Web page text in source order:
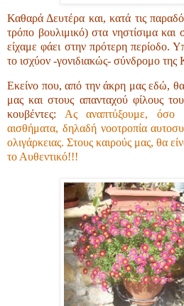
Καθαρά Δευτέρα και, κατά τις
τρόπο βουλιμικό) στα νηστίσιμα
είχαμε φάει στην πρότερη περίοδο.
το ισχύον -γονιδιακώς- σύνδρομο της
Εκείνο που, από την άκρη μας εδώ,
μας και στους απανταχού φίλους του
κουβέντες: Ας αναπτύξουμε, όσο
αισθήματα, δηλαδή νοοτροπία
ολιγάρκειας. Στους καιρούς μας, θα
το Αυθεντικό!!!